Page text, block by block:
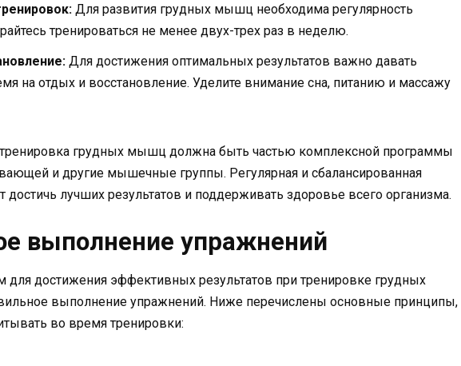
Для развития грудных мышц необходима регулярность
тренироваться не менее двух-трех раз в неделю.
Для достижения оптимальных результатов важно давать
на отдых и восстановление. Уделите внимание сна, питанию и массажу
грудных мышц должна быть частью комплексной программы
и другие мышечные группы. Регулярная и сбалансированная
лучших результатов и поддерживать здоровье всего организма.
выполнение упражнений
достижения эффективных результатов при тренировке грудных
выполнение упражнений. Ниже перечислены основные принципы,
во время тренировки: